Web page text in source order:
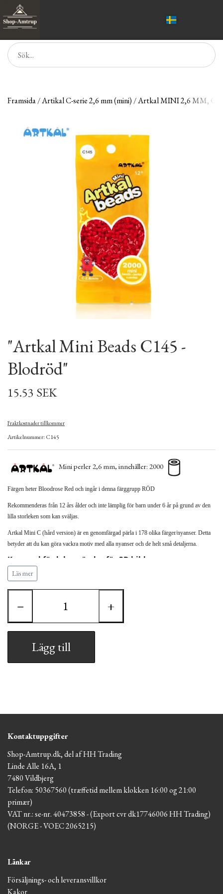
Framsida Artikal C-serie 2,6 mm (mini) Artkal MINI 2,6 MM, C-
"Artkal Mini Beads C145 -
Blodröd"
15.53 SEK
Fraktkostnader tillkommer
Artikelnummer: C145
Mini perler 2,6 mm, innehåller: 2000
Färgen heter Bloodrose Red och ingår i denna färggrupp RÖD
Rekommenderas från 12 års ålder och inte lämplig för barn under 6 år på grund av den
lilla storleken som kan sväljas.
Artkal Mini C (hård version) är en genomfärgad pärla i 178 olika färger/nyanser. Detta
betyder att du kan göra vackra motiv med alla nyanser och de helt små detaljerna.
Kan med fördel användas för 3D bilder.
Observera att Artkal pärlan mäter 2,6 mm vilket
Läs mer
− +
Lägg till
Kontaktuppgifter
Shop-Amtrup.dk, del af HH Trading
Linde Alle 16A, 1
7480 Vildbjerg
Telefon: 50367560 (træffetid mellem klokken 16:00 og 21:00
primær)
VAT nr.: se-nr. 40473858 - (Export cvr dk17746006 HH Trading)
(NORGE - VOEC 2065215)
Länkar
Försäljnings- och leveransvillkor
Kakor